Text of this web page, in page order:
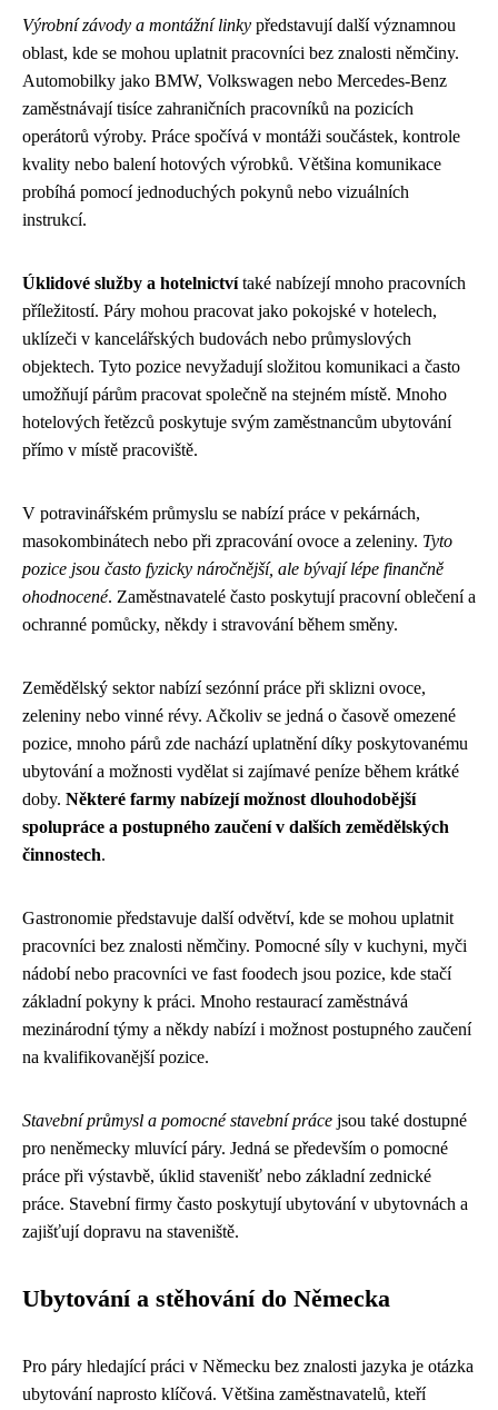
Výrobní závody a montážní linky představují další významnou
oblast, kde se mohou uplatnit pracovníci bez znalosti němčiny.
Automobilky jako BMW, Volkswagen nebo Mercedes-Benz
zaměstnávají tisíce zahraničních pracovníků na pozicích
operátorů výroby. Práce spočívá v montáži součástek, kontrole
kvality nebo balení hotových výrobků. Většina komunikace
probíhá pomocí jednoduchých pokynů nebo vizuálních
instrukcí.
Úklidové služby a hotelnictvítaké nabízejí mnoho pracovních
příležitostí. Páry mohou pracovat jako pokojské v hotelech,
uklízeči v kancelářských budovách nebo průmyslových
objektech. Tyto pozice nevyžadují složitou komunikaci a často
umožňují párům pracovat společně na stejném místě. Mnoho
hotelových řetězců poskytuje svým zaměstnancům ubytování
přímo v místě pracoviště.
V potravinářském průmyslu se nabízí práce v pekárnách,
masokombinátech nebo při zpracování ovoce a zeleniny. Tyto
pozice jsou často fyzicky náročnější, ale bývají lépe finančně
ohodnocené. Zaměstnavatelé často poskytují pracovní oblečení a
ochranné pomůcky, někdy i stravování během směny.
Zemědělský sektor nabízí sezónní práce při sklizni ovoce,
zeleniny nebo vinné révy. Ačkoliv se jedná o časově omezené
pozice, mnoho párů zde nachází uplatnění díky poskytovanému
ubytování a možnosti vydělat si zajímavé peníze během krátké
doby. Některé farmy nabízejí možnost dlouhodobější
spolupráce a postupného zaučení v dalších zemědělských
činnostech.
Gastronomie představuje další odvětví, kde se mohou uplatnit
pracovníci bez znalosti němčiny. Pomocné síly v kuchyni, myči
nádobí nebo pracovníci ve fast foodech jsou pozice, kde stačí
základní pokyny k práci. Mnoho restaurací zaměstnává
mezinárodní týmy a někdy nabízí i možnost postupného zaučení
na kvalifikovanější pozice.
Stavební průmysl a pomocné stavební práce jsou také dostupné
pro neněmecky mluvící páry. Jedná se především o pomocné
práce při výstavbě, úklid stavenišť nebo základní zednické
práce. Stavební firmy často poskytují ubytování v ubytovnách a
zajišťují dopravu na staveniště.
Ubytování a stěhování do Německa
Pro páry hledající práci v Německu bez znalosti jazyka je otázka
ubytování naprosto klíčová. Většina zaměstnavatelů, kteří